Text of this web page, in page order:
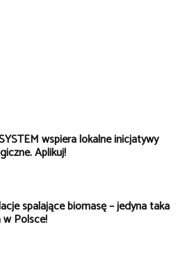
wspiera lokalne inicjatywy
Aplikuj!
spalające biomasę – jedyna taka
Polsce!